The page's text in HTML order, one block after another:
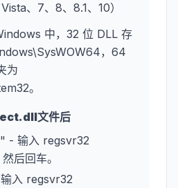
、7、8、8.1、10）
中，32 位 DLL 存
，64
为
。
文件后
- 输入 regsvr32
然后回车。
入 regsvr32